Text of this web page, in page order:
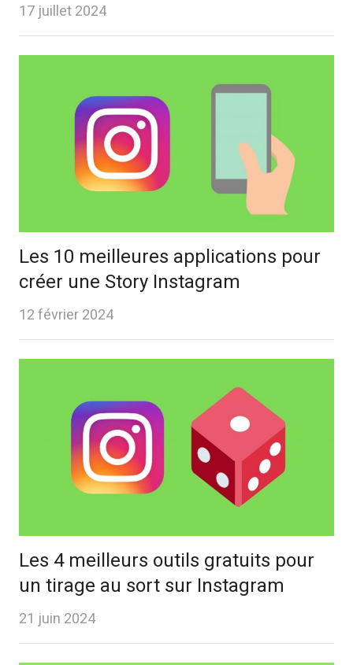
17 juillet 2024
Les 10 meilleures applications pour
créer une Story Instagram
12 février 2024
Les 4 meilleurs outils gratuits pour
un tirage au sort sur Instagram
21 juin 2024